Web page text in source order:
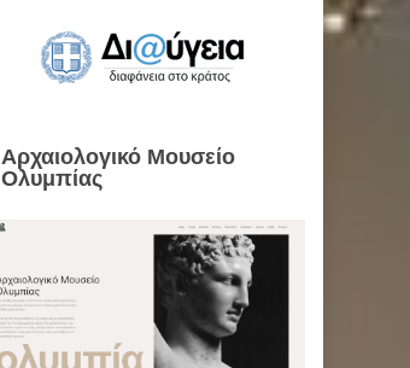
Αρχαιολογικό Μουσείο
Ολυμπίας